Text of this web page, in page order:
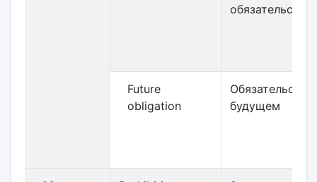
обязательство
Future
obligation
Обязательство
будущем